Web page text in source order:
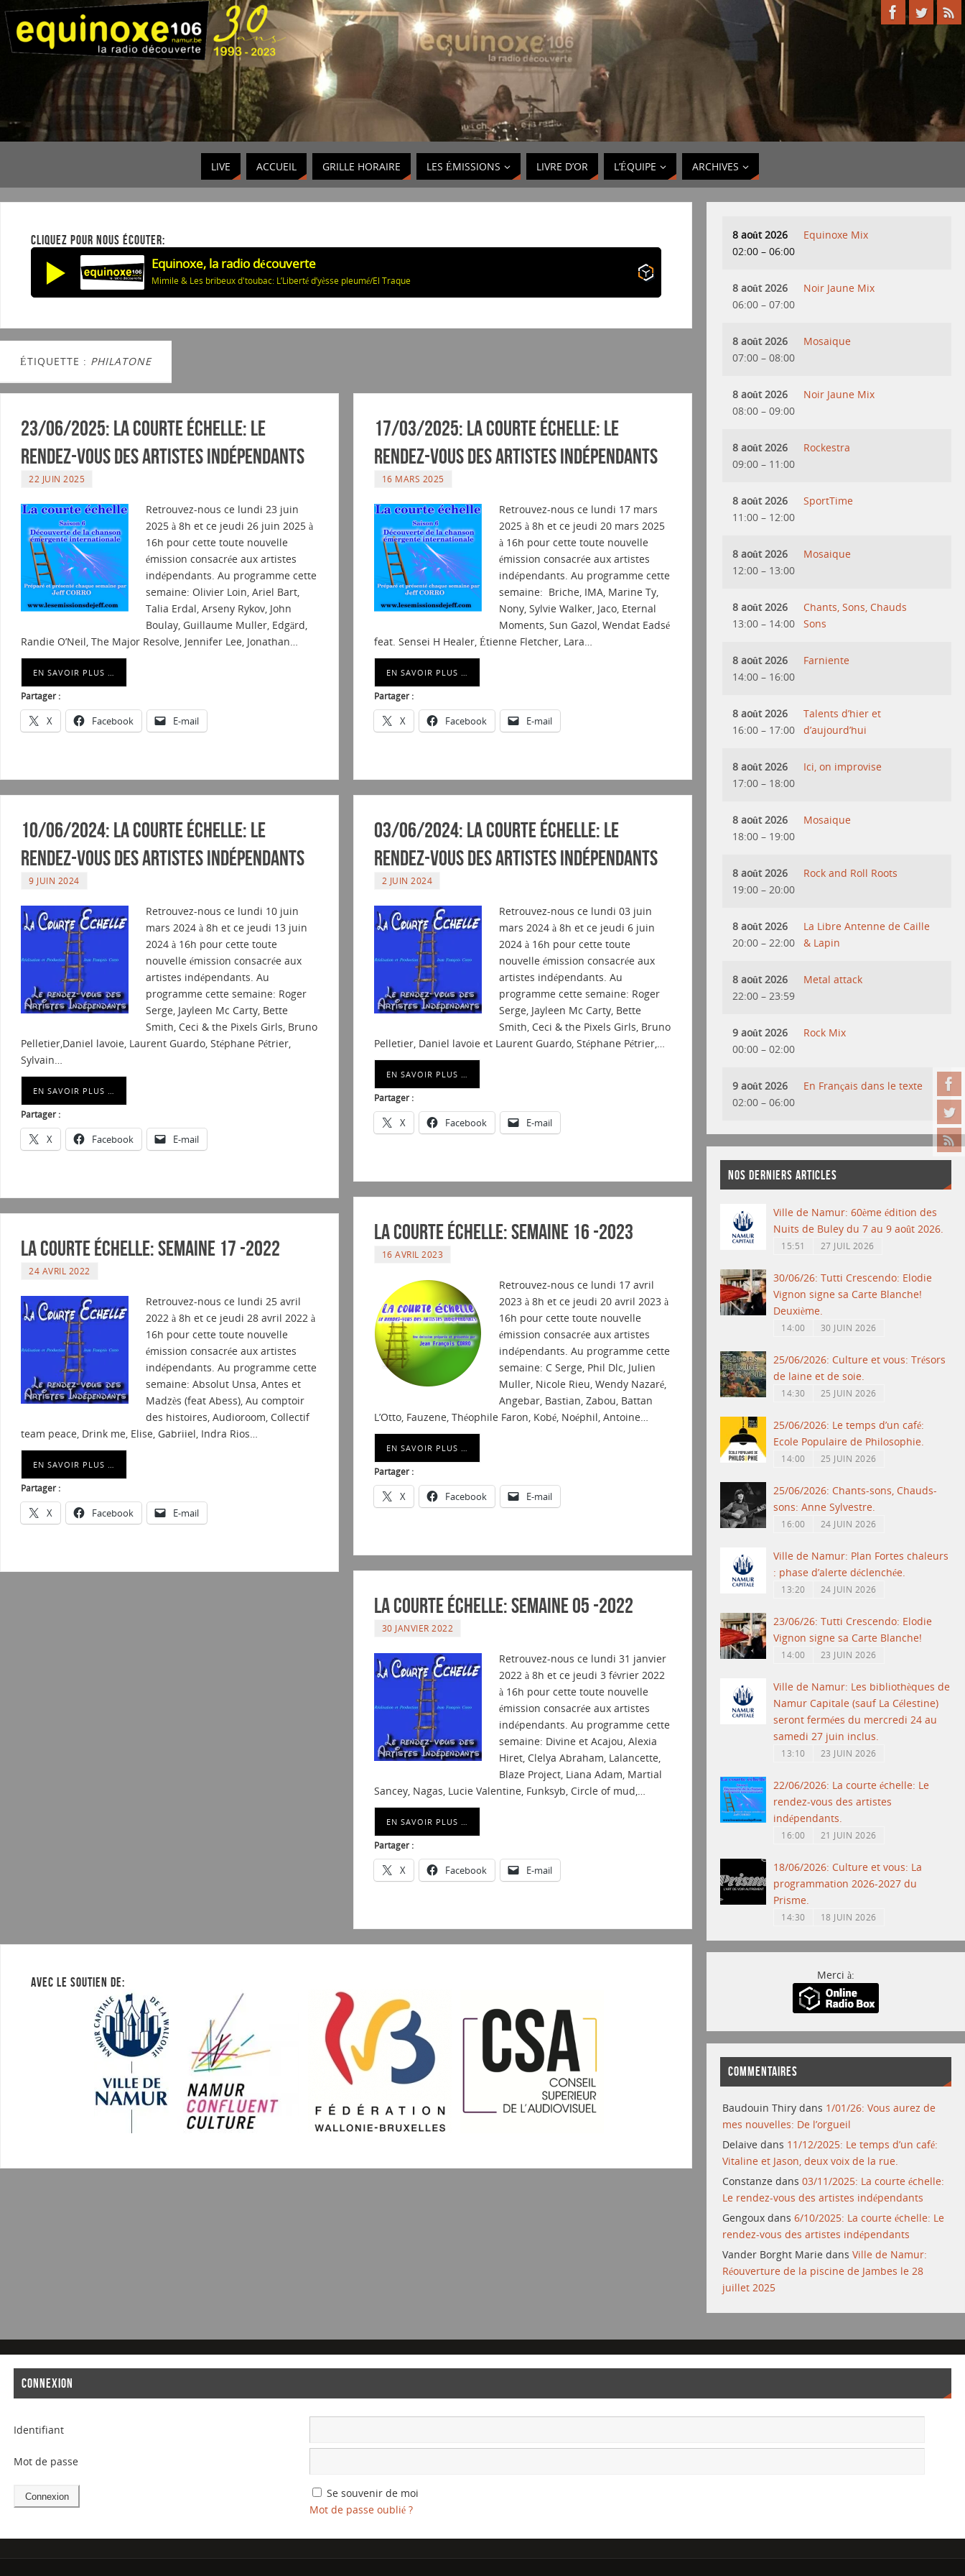
LIVE ACCUEIL GRILLE HORAIRE LES ÉMISSIONS LIVRE D’OR L’ÉQUIPE ARCHIVES
CLIQUEZ POUR NOUS ÉCOUTER:
Equinoxe, la radio découverte
Mimile & Les bribeux d'toubac: L’Liberté d’yèsse pleumé/El Traque
ÉTIQUETTE : PHILATONE
23/06/2025: La courte échelle: Le
rendez-vous des artistes indépendants
22 JUIN 2025
Retrouvez-nous ce lundi 23 juin
2025 à 8h et ce jeudi 26 juin 2025 à
16h pour cette toute nouvelle
émission consacrée aux artistes
indépendants. Au programme cette
semaine: Olivier Loin, Ariel Bart,
Talia Erdal, Arseny Rykov, John
Boulay, Guillaume Muller, Edgärd,
Randie O’Neil, The Major Resolve, Jennifer Lee, Jonathan…
EN SAVOIR PLUS …
Partager :
X Facebook E-mail
17/03/2025: La courte échelle: Le
rendez-vous des artistes indépendants
16 MARS 2025
Retrouvez-nous ce lundi 17 mars
2025 à 8h et ce jeudi 20 mars 2025
à 16h pour cette toute nouvelle
émission consacrée aux artistes
indépendants. Au programme cette
semaine: Briche, IMA, Marine Ty,
Nony, Sylvie Walker, Jaco, Eternal
Moments, Sun Gazol, Wendat Eadsé
feat. Sensei H Healer, Étienne Fletcher, Lara…
EN SAVOIR PLUS …
Partager :
X Facebook E-mail
10/06/2024: La courte échelle: Le
rendez-vous des artistes indépendants
9 JUIN 2024
Retrouvez-nous ce lundi 10 juin
mars 2024 à 8h et ce jeudi 13 juin
2024 à 16h pour cette toute
nouvelle émission consacrée aux
artistes indépendants. Au
programme cette semaine: Roger
Serge, Jayleen Mc Carty, Bette
Smith, Ceci & the Pixels Girls, Bruno
Pelletier,Daniel lavoie, Laurent Guardo, Stéphane Pétrier,
Sylvain…
EN SAVOIR PLUS …
Partager :
X Facebook E-mail
03/06/2024: La courte échelle: Le
rendez-vous des artistes indépendants
2 JUIN 2024
Retrouvez-nous ce lundi 03 juin
mars 2024 à 8h et ce jeudi 6 juin
2024 à 16h pour cette toute
nouvelle émission consacrée aux
artistes indépendants. Au
programme cette semaine: Roger
Serge, Jayleen Mc Carty, Bette
Smith, Ceci & the Pixels Girls, Bruno
Pelletier, Daniel lavoie et Laurent Guardo, Stéphane Pétrier,…
EN SAVOIR PLUS …
Partager :
X Facebook E-mail
La courte échelle: semaine 16 -2023
16 AVRIL 2023
Retrouvez-nous ce lundi 17 avril
2023 à 8h et ce jeudi 20 avril 2023 à
16h pour cette toute nouvelle
émission consacrée aux artistes
indépendants. Au programme cette
semaine: C Serge, Phil Dlc, Julien
Muller, Nicole Rieu, Wendy Nazaré,
Angebar, Bastian, Zabou, Battan
L’Otto, Fauzene, Théophile Faron, Kobé, Noéphil, Antoine…
EN SAVOIR PLUS …
Partager :
X Facebook E-mail
La courte échelle: semaine 17 -2022
24 AVRIL 2022
Retrouvez-nous ce lundi 25 avril
2022 à 8h et ce jeudi 28 avril 2022 à
16h pour cette toute nouvelle
émission consacrée aux artistes
indépendants. Au programme cette
semaine: Absolut Unsa, Antes et
Madzès (feat Abess), Au comptoir
des histoires, Audioroom, Collectif
team peace, Drink me, Elise, Gabriiel, Indra Rios…
EN SAVOIR PLUS …
Partager :
X Facebook E-mail
La courte échelle: semaine 05 -2022
30 JANVIER 2022
Retrouvez-nous ce lundi 31 janvier
2022 à 8h et ce jeudi 3 février 2022
à 16h pour cette toute nouvelle
émission consacrée aux artistes
indépendants. Au programme cette
semaine: Divine et Acajou, Alexia
Hiret, Clelya Abraham, Lalancette,
Blaze Project, Liana Adam, Martial
Sancey, Nagas, Lucie Valentine, Funksyb, Circle of mud,…
EN SAVOIR PLUS …
Partager :
X Facebook E-mail
AVEC LE SOUTIEN DE:
8 août 2026
02:00 – 06:00
Equinoxe Mix
8 août 2026
06:00 – 07:00
Noir Jaune Mix
8 août 2026
07:00 – 08:00
Mosaique
8 août 2026
08:00 – 09:00
Noir Jaune Mix
8 août 2026
09:00 – 11:00
Rockestra
8 août 2026
11:00 – 12:00
SportTime
8 août 2026
12:00 – 13:00
Mosaique
8 août 2026
13:00 – 14:00
Chants, Sons, Chauds
Sons
8 août 2026
14:00 – 16:00
Farniente
8 août 2026
16:00 – 17:00
Talents d’hier et
d’aujourd’hui
8 août 2026
17:00 – 18:00
Ici, on improvise
8 août 2026
18:00 – 19:00
Mosaique
8 août 2026
19:00 – 20:00
Rock and Roll Roots
8 août 2026
20:00 – 22:00
La Libre Antenne de Caille
& Lapin
8 août 2026
22:00 – 23:59
Metal attack
9 août 2026
00:00 – 02:00
Rock Mix
9 août 2026
02:00 – 06:00
En Français dans le texte
NOS DERNIERS ARTICLES
Ville de Namur: 60ème édition des
Nuits de Buley du 7 au 9 août 2026.
15:51 27 JUIL 2026
30/06/26: Tutti Crescendo: Elodie
Vignon signe sa Carte Blanche!
Deuxième.
14:00 30 JUIN 2026
25/06/2026: Culture et vous: Trésors
de laine et de soie.
14:30 25 JUIN 2026
25/06/2026: Le temps d’un café:
Ecole Populaire de Philosophie.
14:00 25 JUIN 2026
25/06/2026: Chants-sons, Chauds-
sons: Anne Sylvestre.
16:00 24 JUIN 2026
Ville de Namur: Plan Fortes chaleurs
: phase d’alerte déclenchée.
13:20 24 JUIN 2026
23/06/26: Tutti Crescendo: Elodie
Vignon signe sa Carte Blanche!
14:00 23 JUIN 2026
Ville de Namur: Les bibliothèques de
Namur Capitale (sauf La Célestine)
seront fermées du mercredi 24 au
samedi 27 juin inclus.
13:10 23 JUIN 2026
22/06/2026: La courte échelle: Le
rendez-vous des artistes
indépendants.
16:00 21 JUIN 2026
18/06/2026: Culture et vous: La
programmation 2026-2027 du
Prisme.
14:30 18 JUIN 2026
Merci à:
COMMENTAIRES
Baudouin Thiry dans 1/01/26: Vous aurez de
mes nouvelles: De l’orgueil
Delaive dans 11/12/2025: Le temps d’un café:
Vitaline et Jason, deux voix de la rue.
Constanze dans03/11/2025: La courte échelle:
Le rendez-vous des artistes indépendants
Gengoux dans6/10/2025: La courte échelle: Le
rendez-vous des artistes indépendants
Vander Borght Marie dansVille de Namur:
Réouverture de la piscine de Jambes le 28
juillet 2025
CONNEXION
Identifiant
Mot de passe
Se souvenir de moi
Mot de passe oublié ?